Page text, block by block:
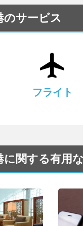
のサービス
airplanemode_active
フライト
関する有用